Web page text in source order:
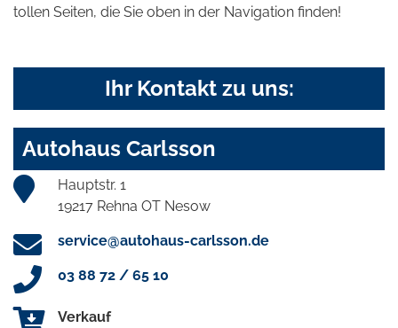
tollen Seiten, die Sie oben in der Navigation finden!
Ihr Kontakt zu uns:
Autohaus Carlsson
Hauptstr. 1
19217 Rehna OT Nesow
service@autohaus-carlsson.de
03 88 72 / 65 10
Verkauf